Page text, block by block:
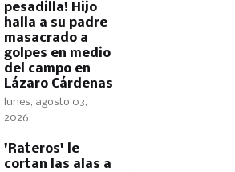
pesadilla! Hijo
halla a su padre
masacrado a
golpes en medio
del campo en
Lázaro Cárdenas
lunes, agosto 03,
2026
'Rateros' le
cortan las alas a